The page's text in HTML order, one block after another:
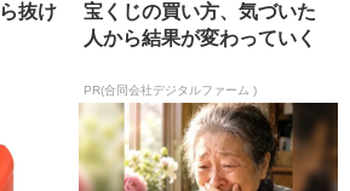
抜け
宝くじの買い方、気づいた
人から結果が変わっていく
PR(合同会社デジタルファーム )